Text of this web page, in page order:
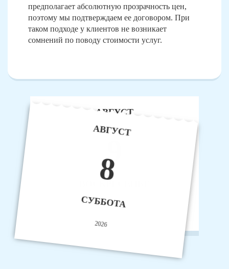
предполагает абсолютную прозрачность цен,
поэтому мы подтверждаем ее договором. При
таком подходе у клиентов не возникает
сомнений по поводу стоимости услуг.
АВГУСТ
8
СУББОТА
АВГУСТ
9
2026